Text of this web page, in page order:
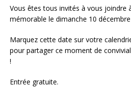
Vous êtes tous invités à vous joindre
mémorable le dimanche 10
Marquez cette date sur votre
pour partager ce moment de
!
Entrée gratuite.